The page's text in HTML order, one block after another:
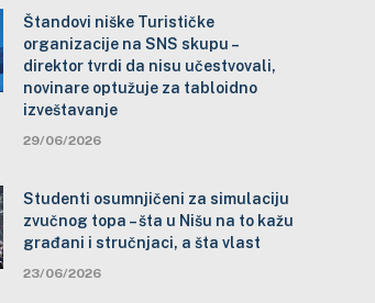
Štandovi niške Turističke
organizacije na SNS skupu –
direktor tvrdi da nisu učestvovali,
novinare optužuje za tabloidno
izveštavanje
29/06/2026
Studenti osumnjičeni za simulaciju
zvučnog topa – šta u Nišu na to kažu
građani i stručnjaci, a šta vlast
23/06/2026